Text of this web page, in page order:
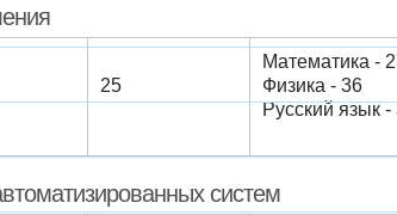
25
Математика -
Физика - 36
Русский язык -
систем